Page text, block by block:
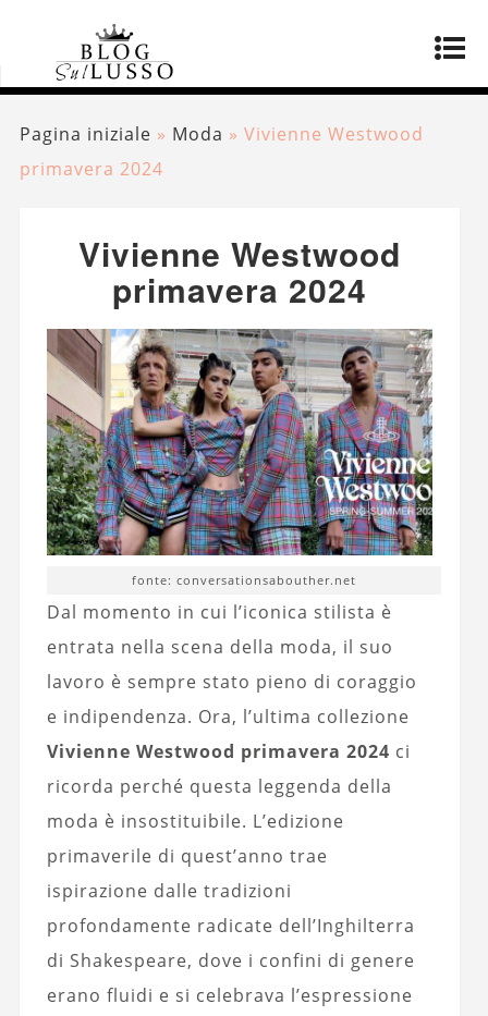
Pagina iniziale » Moda » Vivienne Westwood
primavera 2024
Vivienne Westwood
primavera 2024
fonte: conversationsabouther.net
Dal momento in cui l’iconica stilista è
entrata nella scena della moda, il suo
lavoro è sempre stato pieno di coraggio
e indipendenza. Ora, l’ultima collezione
Vivienne Westwood primavera 2024 ci
ricorda perché questa leggenda della
moda è insostituibile. L’edizione
primaverile di quest’anno trae
ispirazione dalle tradizioni
profondamente radicate dell’Inghilterra
di Shakespeare, dove i confini di genere
erano fluidi e si celebrava l’espressione